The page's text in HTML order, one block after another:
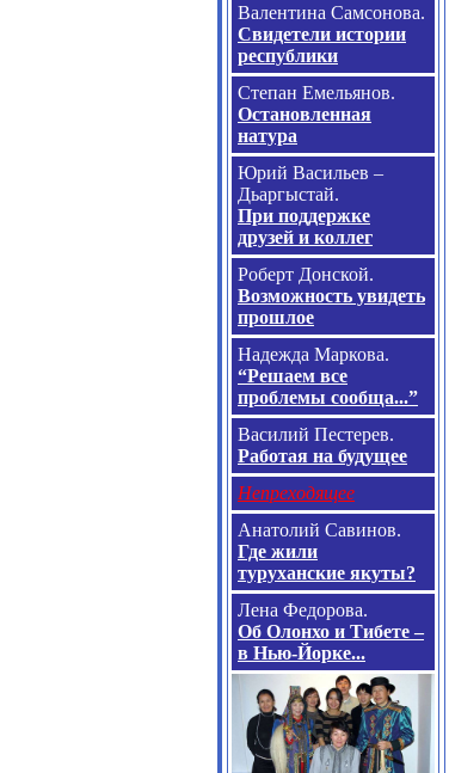
Валентина Самсонова.
Свидетели истории
республики
Степан Емельянов.
Остановленная
натура
Юрий Васильев –
Дьаргыстай.
При поддержке
друзей и коллег
Роберт Донской.
Возможность увидеть
прошлое
Надежда Маркова.
“Решаем все
проблемы сообща...”
Василий Пестерев.
Работая на будущее
Непреходящее
Анатолий Савинов.
Где жили
туруханские якуты?
Лена Федорова.
Об Олонхо и Тибете –
в Нью-Йорке...